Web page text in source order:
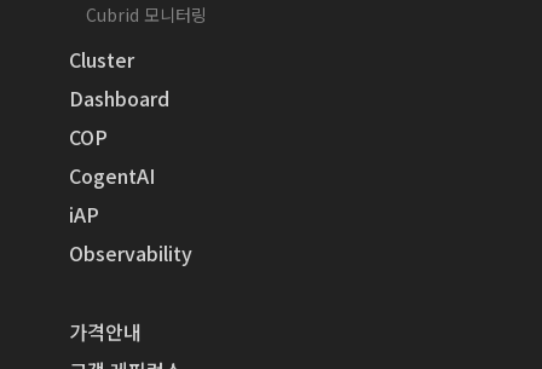
Cubrid 모니터링
Cluster
Dashboard
COP
CogentAI
iAP
Observability
가격안내